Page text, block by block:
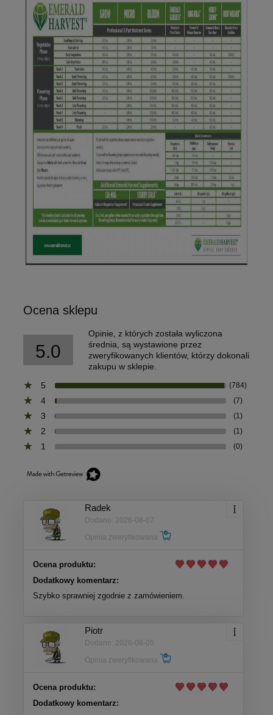
Ocena sklepu
5.0
Opinie, z których została wyliczona
średnia, są wystawione przez
zweryfikowanych klientów, którzy dokonali
zakupu w sklepie.
5
(784)
4 (7)
3 (1)
2 (1)
1 (0)
Radek
Dodano: 2026-08-07
Opinia zweryfikowana
Ocena produktu:
Dodatkowy komentarz:
Szybko sprawniej zgodnie z zamówieniem.
Piotr
Dodano: 2026-08-05
Opinia zweryfikowana
Ocena produktu:
Dodatkowy komentarz: